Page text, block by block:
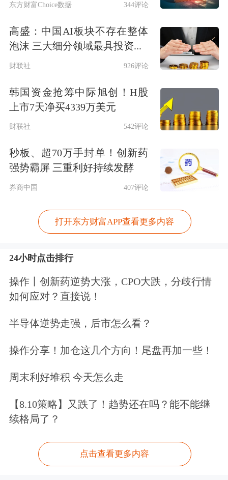
东方财富Choice数据 344评论
高盛：中国AI板块不存在整体
泡沫 三大细分领域最具投资...
财联社 926评论
韩国资金抢筹中际旭创！H股
上市7天净买4339万美元
财联社 542评论
秒板、超70万手封单！创新药
强势霸屏 三重利好持续发酵
券商中国 407评论
打开东方财富APP查看更多内容
24小时点击排行
操作丨创新药逆势大涨，CPO大跌，分歧行情
如何应对？直接说！
半导体逆势走强，后市怎么看？
操作分享！加仓这几个方向！尾盘再加一些！
周末利好堆积 今天怎么走
【8.10策略】又跌了！趋势还在吗？能不能继
续格局了？
点击查看更多内容